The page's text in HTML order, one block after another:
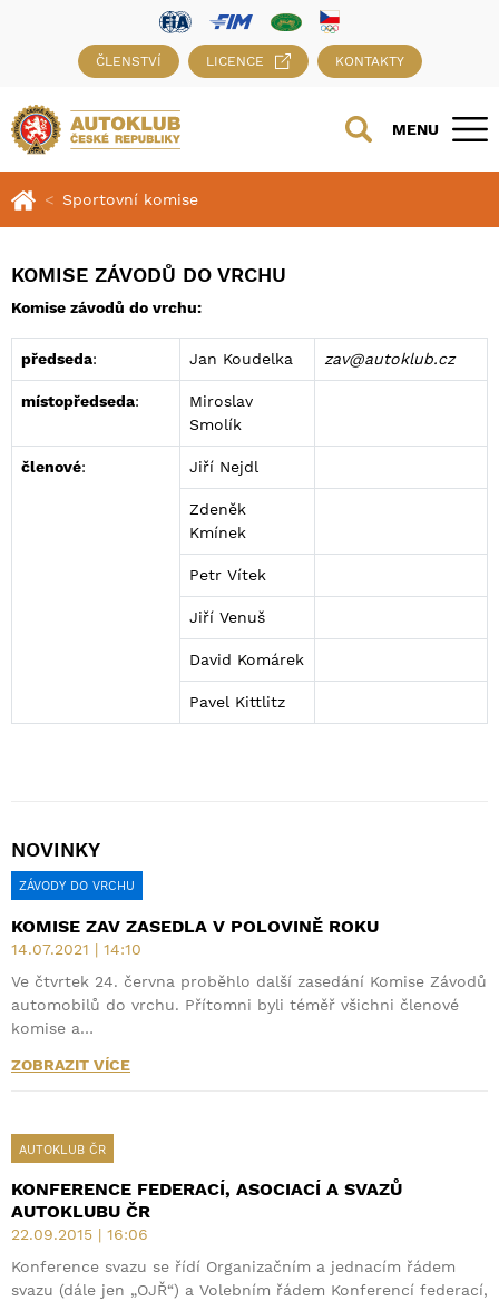
ČLENSTVÍ LICENCE KONTAKTY
MENU
Sportovní komise
KOMISE ZÁVODŮ DO VRCHU
Komise závodů do vrchu:
předseda: Jan Koudelka zav@autoklub.cz
místopředseda:
Miroslav
Smolík
členové: Jiří Nejdl
Zdeněk
Kmínek
Petr Vítek
Jiří Venuš
David Komárek
Pavel Kittlitz
NOVINKY
ZÁVODY DO VRCHU
KOMISE ZAV ZASEDLA V POLOVINĚ ROKU
14.07.2021 | 14:10
Ve čtvrtek 24. června proběhlo další zasedání Komise Závodů
automobilů do vrchu. Přítomni byli téměř všichni členové
komise a…
ZOBRAZIT VÍCE
AUTOKLUB ČR
KONFERENCE FEDERACÍ, ASOCIACÍ A SVAZŮ
AUTOKLUBU ČR
22.09.2015 | 16:06
Konference svazu se řídí Organizačním a jednacím řádem
svazu (dále jen „OJŘ“) a Volebním řádem Konferencí federací,